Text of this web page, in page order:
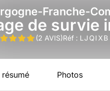
Franche-
de survie
(2 AVIS)Réf : LJQIXB
résumé Photos